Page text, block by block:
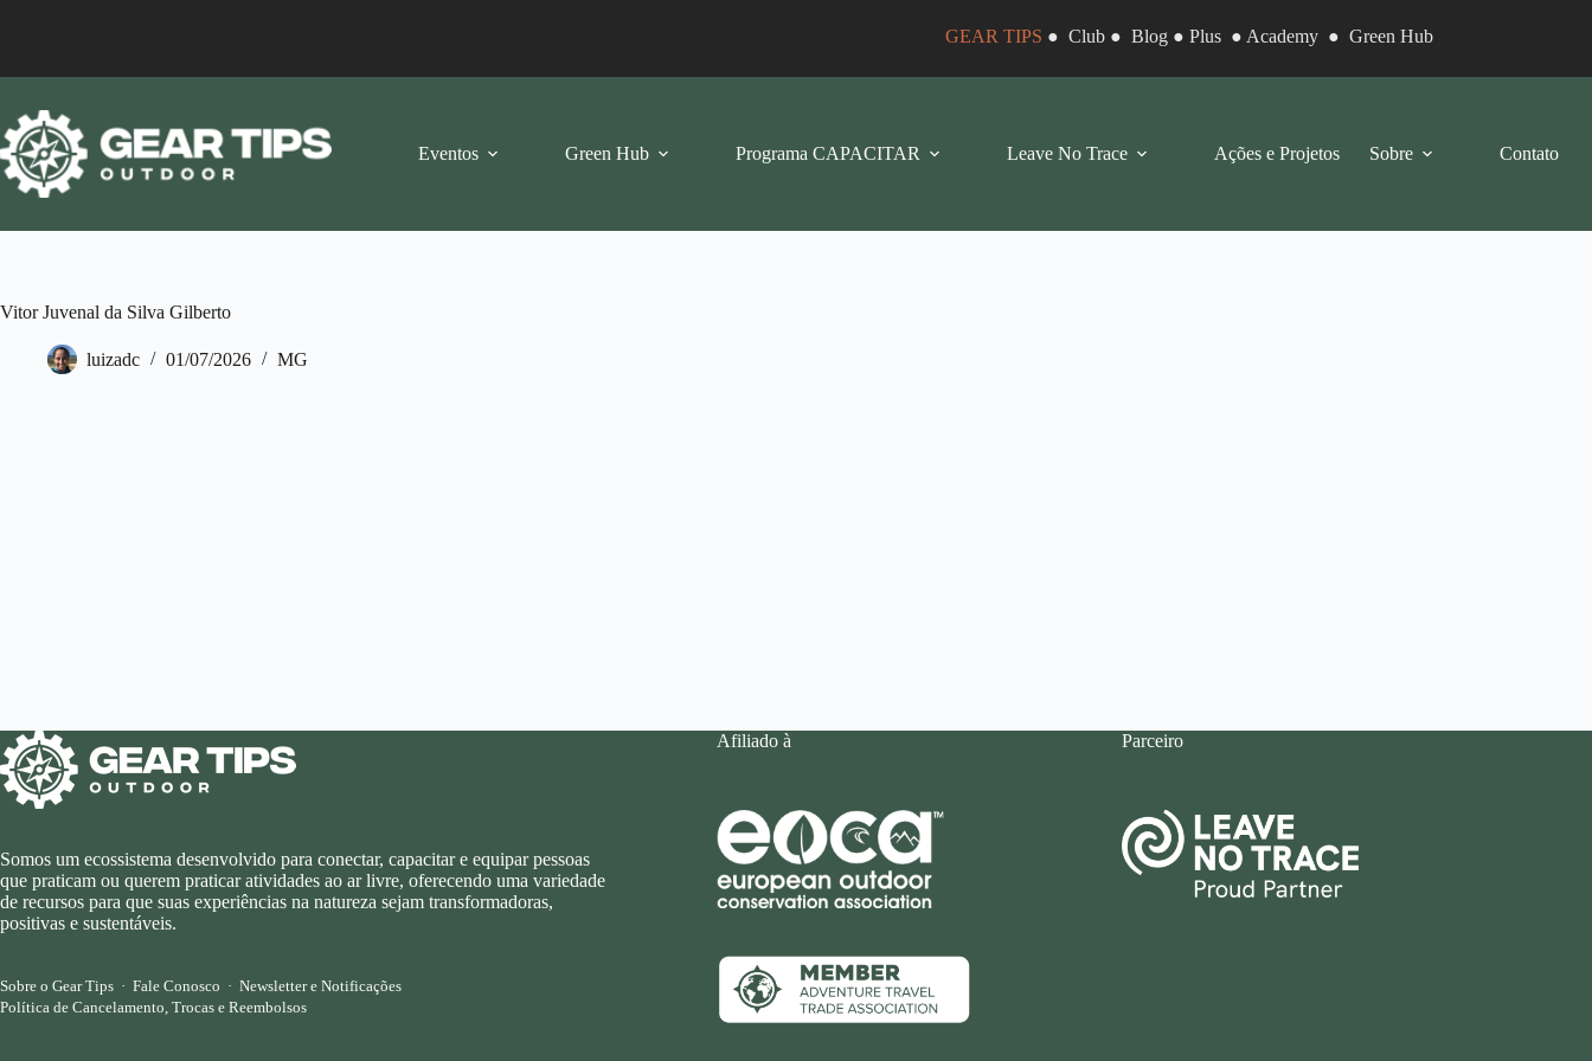
conteúdo
GEAR TIPS ● Club● Blog● Plus● Academy● Green Hub
Eventos Green Hub Programa CAPACITAR Leave No Trace Ações e Projetos Sobre Contato
Vitor Juvenal da Silva Gilberto
luizadc 01/07/2026 MG
Somos um ecossistema desenvolvido para conectar, capacitar e equipar pessoas
que praticam ou querem praticar atividades ao ar livre, oferecendo uma variedade
de recursos para que suas experiências na natureza sejam transformadoras,
positivas e sustentáveis.
Sobre o Gear Tips · Fale Conosco · Newsletter e Notificações
Política de Cancelamento, Trocas e Reembolsos
Afiliado à Parceiro